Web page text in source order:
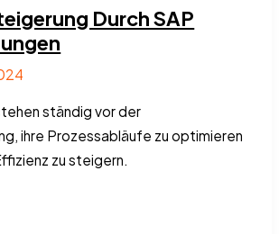
Durch SAP
ständig vor der
ihre Prozessabläufe zu optimieren
zu steigern.